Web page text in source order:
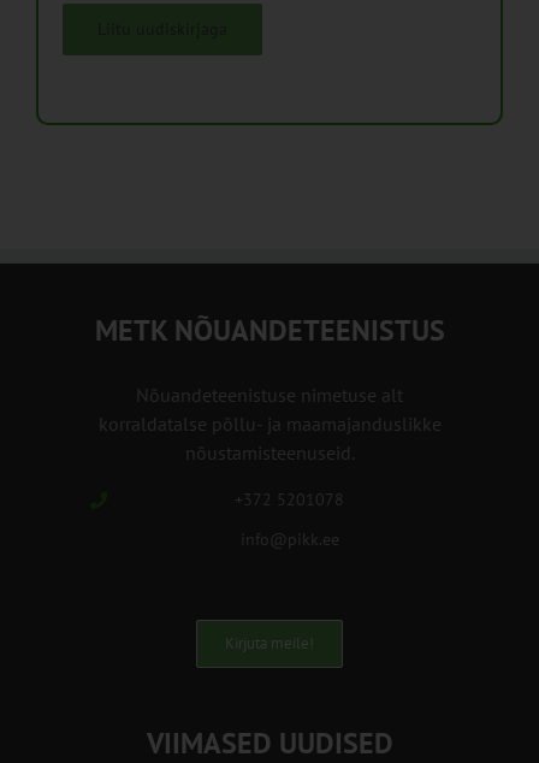
METK NÕUANDETEENISTUS
Nõuandeteenistuse nimetuse alt
korraldatalse põllu- ja maamajanduslikke
nõustamisteenuseid.
+372 5201078
info@pikk.ee
Kirjuta meile!
VIIMASED UUDISED